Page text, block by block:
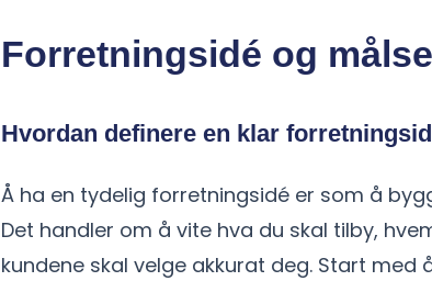
Forretningsidé og
Hvordan definere en klar
Å ha en tydelig forretningsidé er som å
Det handler om å vite hva du skal tilby,
kundene skal velge akkurat deg. Start med